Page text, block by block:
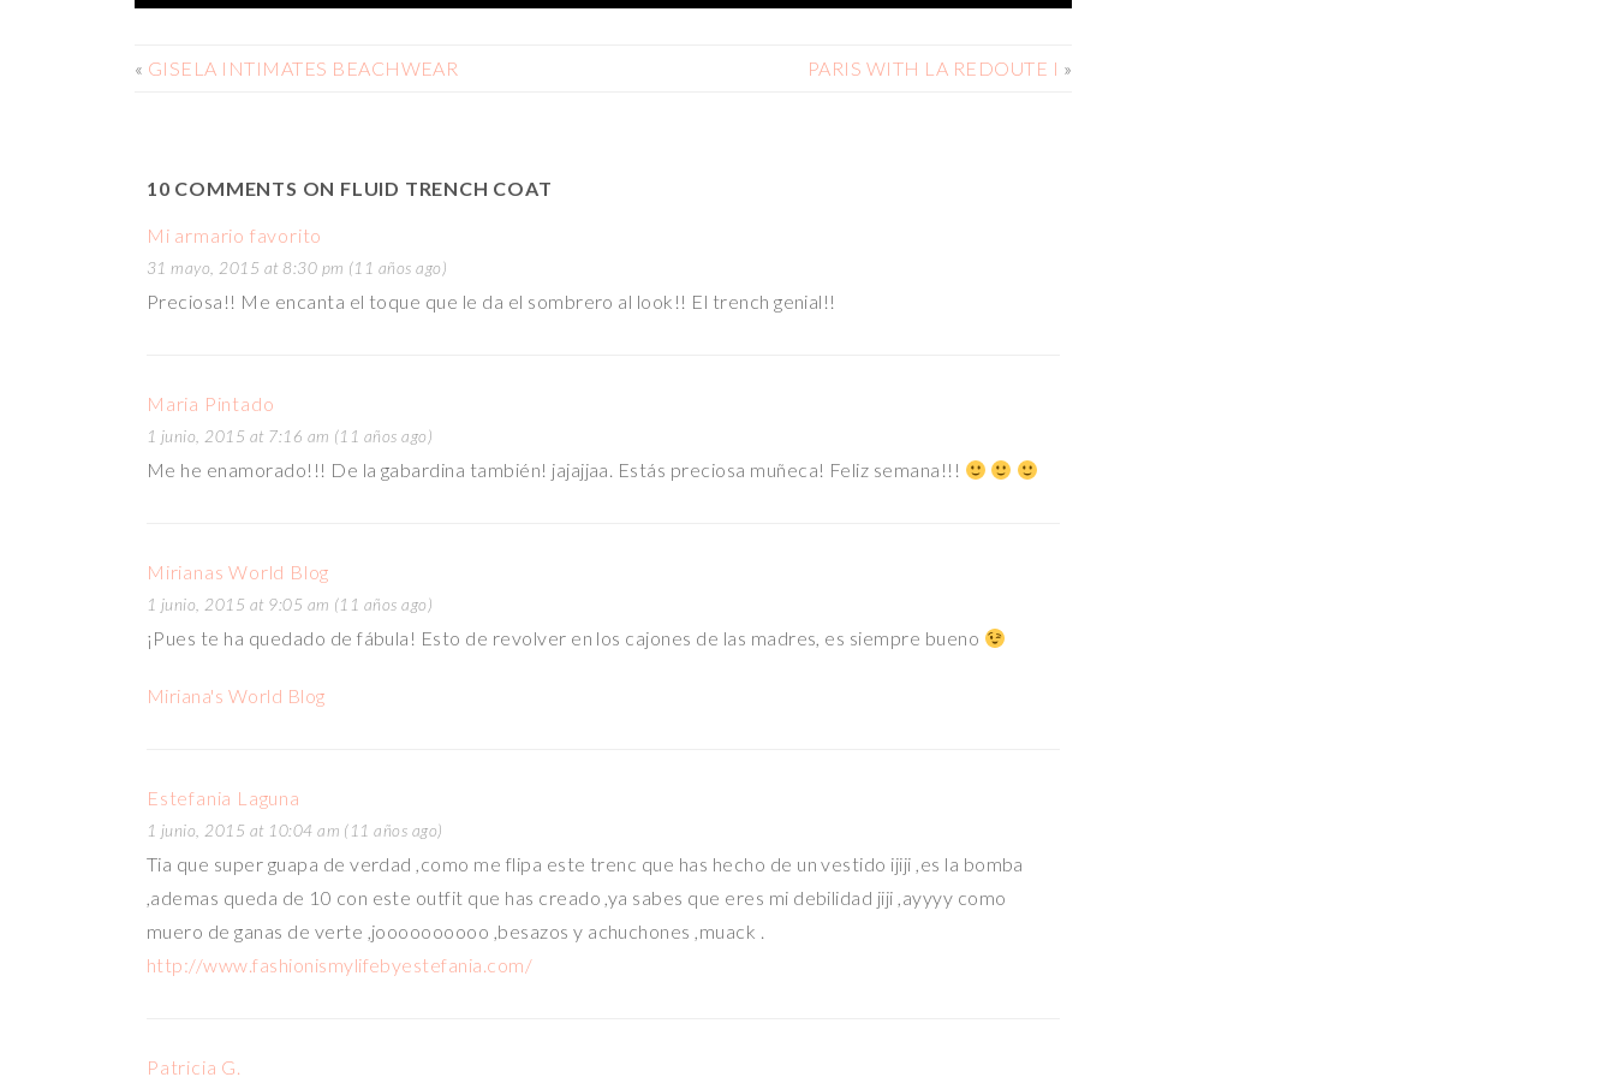
« GISELA INTIMATES BEACHWEAR PARIS WITH LA REDOUTE I »
10 COMMENTS ON FLUID TRENCH COAT
Mi armario favorito
31 mayo, 2015 at 8:30 pm (11 años ago)
Preciosa!! Me encanta el toque que le da el sombrero al look!! El trench genial!!
Maria Pintado
1 junio, 2015 at 7:16 am (11 años ago)
Me he enamorado!!! De la gabardina también! jajajjaa. Estás preciosa muñeca! Feliz semana!!!
Mirianas World Blog
1 junio, 2015 at 9:05 am (11 años ago)
¡Pues te ha quedado de fábula! Esto de revolver en los cajones de las madres, es siempre bueno
Miriana's World Blog
Estefania Laguna
1 junio, 2015 at 10:04 am (11 años ago)
Tia que super guapa de verdad ,como me flipa este trenc que has hecho de un vestido ijiji ,es la bomba
,ademas queda de 10 con este outfit que has creado ,ya sabes que eres mi debilidad jiji ,ayyyy como
muero de ganas de verte ,joooooooooo ,besazos y achuchones ,muack .
http://www.fashionismylifebyestefania.com/
Patricia G.